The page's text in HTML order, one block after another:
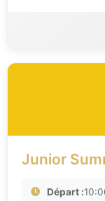
Junior
Départ :